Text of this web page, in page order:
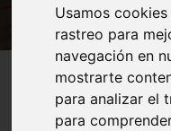
Usamos
rastreo para
navegación en
mostrarte
para analizar el
para
Región de Murcia Digital